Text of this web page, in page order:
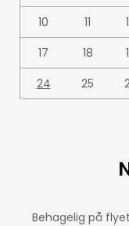
10
11
17
18
24
25
Behagelig på